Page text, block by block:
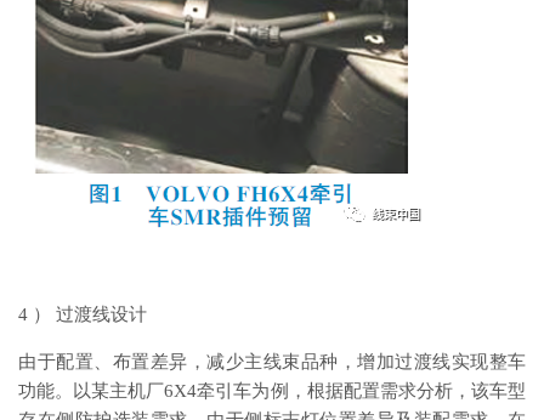
4 ） 过渡线设计
由于配置、布置差异，减少主线束品种，增加过渡线实现整车
功能。以某主机厂6X4牵引车为例，根据配置需求分析，该车型